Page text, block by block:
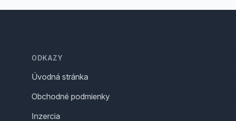
ODKAZY
Úvodná stránka
Obchodné podmienky
Inzercia